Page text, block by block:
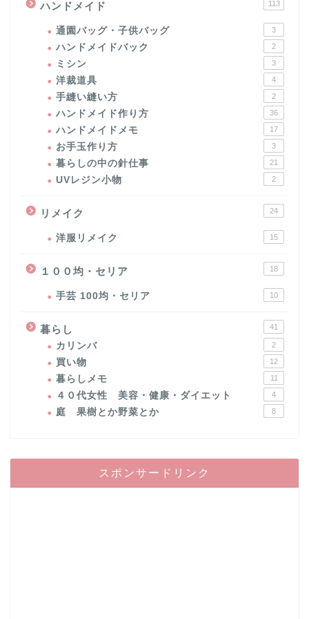
ハンドメイド 113
通園バッグ・子供バッグ 3
ハンドメイドバック 2
ミシン 3
洋裁道具 4
手縫い縫い方 2
ハンドメイド作り方 36
ハンドメイドメモ 17
お手玉作り方 3
暮らしの中の針仕事 21
UVレジン小物 2
リメイク 24
洋服リメイク 15
１００均・セリア 18
手芸 100均・セリア 10
暮らし 41
カリンバ 2
買い物 12
暮らしメモ 11
４０代女性 美容・健康・ダイエット 4
庭 果樹とか野菜とか 8
スポンサードリンク